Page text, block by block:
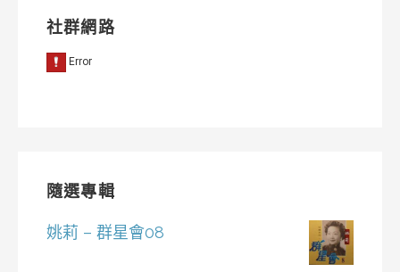
社群網路
隨選專輯
姚莉 – 群星會08